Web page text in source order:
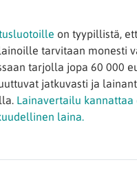
on tyypillistä,
tarvitaan monesti
tarjolla jopa 60 000
jatkuvasti ja
Lainavertailu
laina.